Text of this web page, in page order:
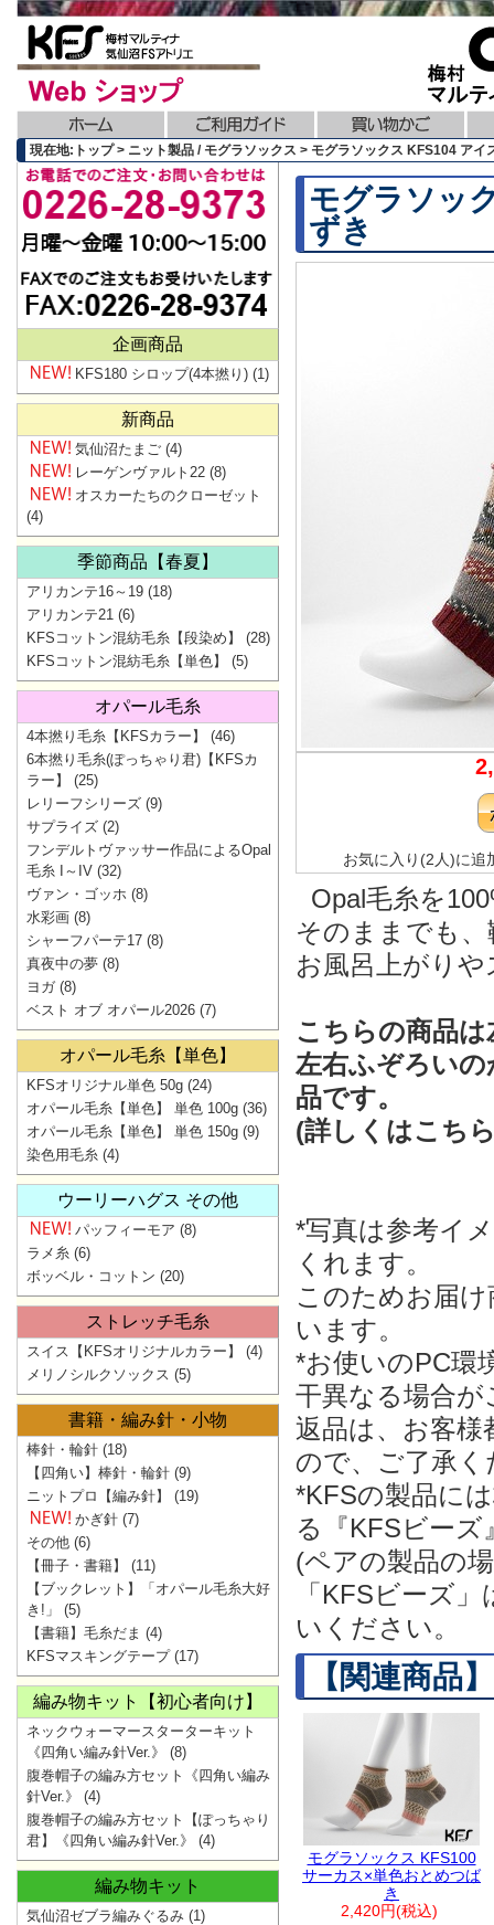
現在地:トップ > ニット製品 / モグラソックス > モグラソックス KFS104 アイ
モグラソッ
ずき
お気に入り(2人)に追
Opal毛糸を
そのままでも
お風呂上がり
こちらの商品
左右ふぞろい
品です。
(詳しくはこち
*写真は参考イ
くれます。
このためお届
います。
*お使いのPC環
干異なる場合
返品は、お客様
ので、ご了承く
*KFSの製品に
る『KFSビー
(ペアの製品の
「KFSビーズ
いください。
【関連商品】
モグラソックス KFS100
サーカス×単色おとめつば
き
2,420円(税込)
企画商品
KFS180 シロップ(4本撚り) (1)
新商品
気仙沼たまご (4)
レーゲンヴァルト22 (8)
オスカーたちのクローゼット
(4)
季節商品【春夏】
アリカンテ16～19 (18)
アリカンテ21 (6)
KFSコットン混紡毛糸【段染め】
(28)
KFSコットン混紡毛糸【単色】
(5)
オパール毛糸
4本撚り毛糸【KFSカラー】
(46)
6本撚り毛糸(ぽっちゃり君)【KFSカ
ラー】
(25)
レリーフシリーズ (9)
サプライズ (2)
フンデルトヴァッサー作品によるOpal
毛糸 I～IV (32)
ヴァン・ゴッホ (8)
水彩画 (8)
シャーフパーテ17 (8)
真夜中の夢 (8)
ヨガ(8)
ベスト オブ オパール2026 (7)
オパール毛糸【単色】
KFSオリジナル単色 50g (24)
オパール毛糸【単色】 単色 100g (36)
オパール毛糸【単色】 単色 150g (9)
染色用毛糸 (4)
ウーリーハグス その他
パッフィーモア (8)
ラメ糸 (6)
ボッベル・コットン (20)
ストレッチ毛糸
スイス【KFSオリジナルカラー】
(4)
メリノシルクソックス (5)
書籍・編み針・小物
棒針・輪針 (18)
【四角い】棒針・輪針 (9)
ニットプロ【編み針】
(19)
かぎ針 (7)
その他 (6)
【冊子・書籍】
(11)
【ブックレット】「オパール毛糸大好
き!」
(5)
【書籍】毛糸だま (4)
KFSマスキングテープ(17)
編み物キット【初心者向け】
ネックウォーマースターターキット
《四角い編み針Ver.》
(8)
腹巻帽子の編み方セット《四角い編み
針Ver.》
(4)
腹巻帽子の編み方セット【ぽっちゃり
君】《四角い編み針Ver.》
(4)
編み物キット
気仙沼ゼブラ編みぐるみ (1)